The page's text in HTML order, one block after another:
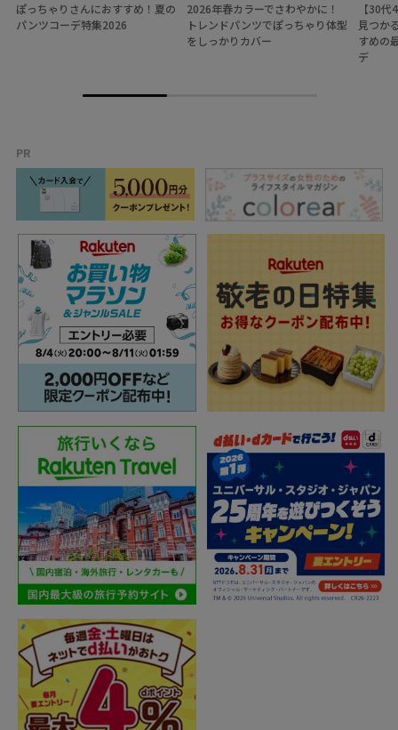
ぽっちゃりさんにおすすめ！夏の
パンツコーデ特集2026
2026年春カラーでさわやかに！
トレンドパンツでぽっちゃり体型
をしっかりカバー
【30
見つか
すめの
デ
PR